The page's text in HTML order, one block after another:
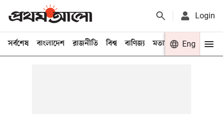
Login
সর্বশেষ বাংলাদেশ রাজনীতি বিশ্ব বাণিজ্য মতামত খেলা
Eng